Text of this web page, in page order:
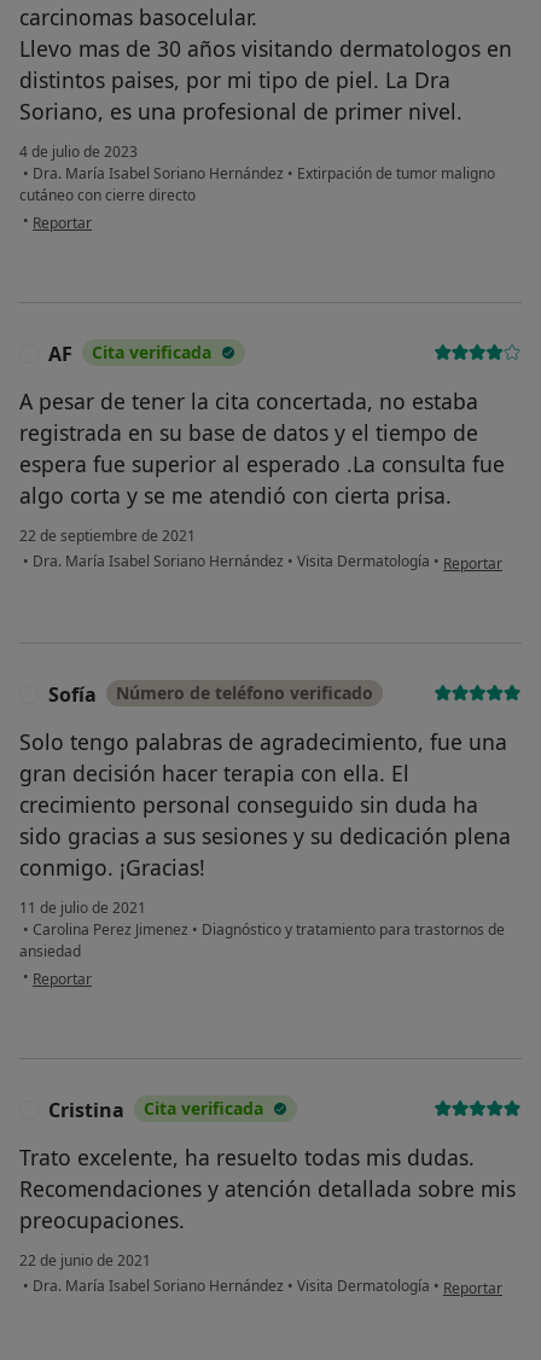
carcinomas basocelular.
Llevo mas de 30 años visitando dermatologos en
distintos paises, por mi tipo de piel. La Dra
Soriano, es una profesional de primer nivel.
4 de julio de 2023
• Dra. María Isabel Soriano Hernández • Extirpación de tumor maligno
cutáneo con cierre directo
• en opinión del usuario J.V.C.
Reportar
AF Cita verificada
A pesar de tener la cita concertada, no estaba
registrada en su base de datos y el tiempo de
espera fue superior al esperado .La consulta fue
algo corta y se me atendió con cierta prisa.
22 de septiembre de 2021
• Dra. María Isabel Soriano Hernández • Visita Dermatología • en opinión del
Reportar
Sofía Número de teléfono verificado
Solo tengo palabras de agradecimiento, fue una
gran decisión hacer terapia con ella. El
crecimiento personal conseguido sin duda ha
sido gracias a sus sesiones y su dedicación plena
conmigo. ¡Gracias!
11 de julio de 2021
• Carolina Perez Jimenez • Diagnóstico y tratamiento para trastornos de
ansiedad
• en opinión del usuario Sofía
Reportar
Cristina Cita verificada
Trato excelente, ha resuelto todas mis dudas.
Recomendaciones y atención detallada sobre mis
preocupaciones.
22 de junio de 2021
• Dra. María Isabel Soriano Hernández • Visita Dermatología • en opinión
Reportar